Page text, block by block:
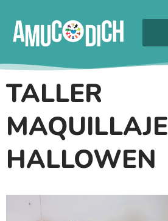
TALLER
MAQUILLAJE
HALLOWEN